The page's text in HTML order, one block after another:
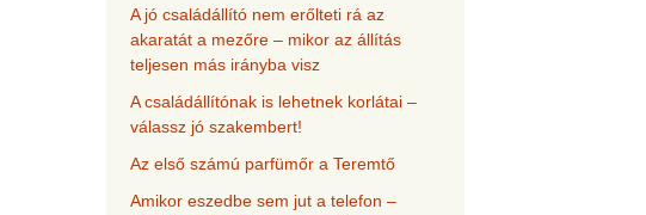
A jó családállító nem erőlteti rá az
akaratát a mezőre – mikor az állítás
teljesen más irányba visz
A családállítónak is lehetnek korlátai –
válassz jó szakembert!
Az első számú parfümőr a Teremtő
Amikor eszedbe sem jut a telefon –